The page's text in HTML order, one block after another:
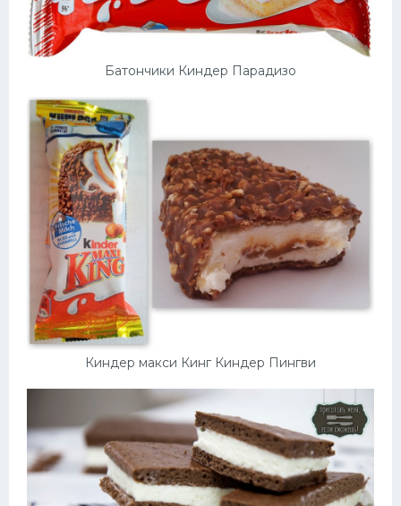
Батончики Киндер Парадизо
Киндер макси Кинг Киндер Пингви